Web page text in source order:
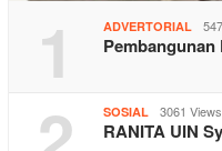
1 ADVERTORIAL
SOSIAL 3061 Views
RANITA UIN